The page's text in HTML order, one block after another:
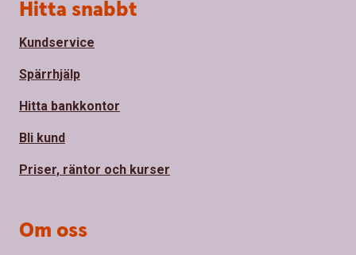
Hitta snabbt
Kundservice
Spärrhjälp
Hitta bankkontor
Bli kund
Priser, räntor och kurser
Om oss